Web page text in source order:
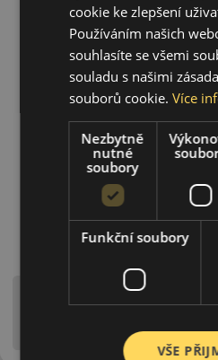
Upozornění! Hodnoty na
is EU štítky ve smyslu dosud
cookie ke zlepšení
Používáním našich
souhlasíte se všemi
souladu s našimi
souborů cookie.Více
Nezbytně
nutné
soubory
Funkční soubory
VŠE